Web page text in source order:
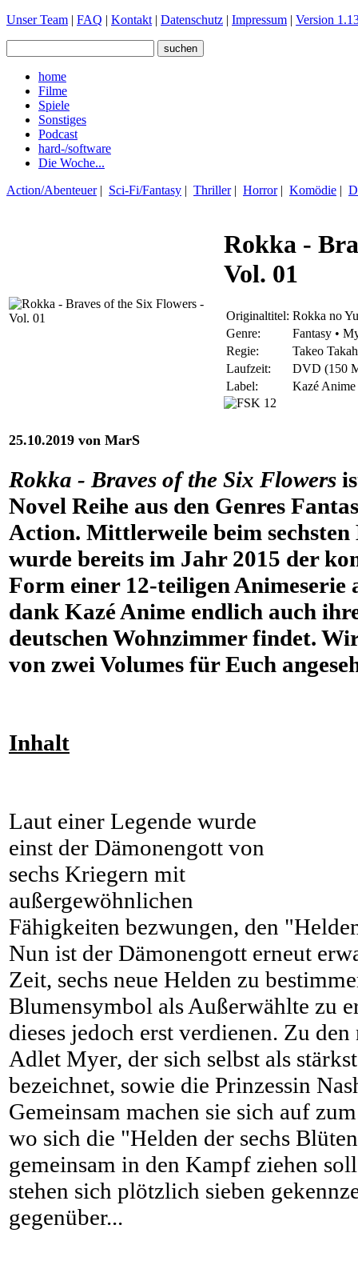
Unser Team | FAQ | Kontakt | Datenschutz | Impressum | Version
home
Filme
Spiele
Sonstiges
Podcast
hard-/software
Die Woche...
Action/Abenteuer| Sci-Fi/Fantasy | Thriller| Horror| Komödie |
Rokka -
Vol. 01
Originaltitel: Rokka no
Genre:
Fantasy •
Regie:
Takeo
Laufzeit:
DVD (150
Label:
Kazé
25.10.2019 von MarS
Rokka - Braves of the Six Flowers
Novel Reihe aus den Genres
Action. Mittlerweile beim sechsten
wurde bereits im Jahr 2015 der
Form einer 12-teiligen Animeserie
dank Kazé Anime endlich auch
deutschen Wohnzimmer findet.
von zwei Volumes für Euch
Inhalt
Laut einer Legende wurde
einst der Dämonengott von
sechs Kriegern mit
außergewöhnlichen
Fähigkeiten bezwungen, den
Nun ist der Dämonengott erneut
Zeit, sechs neue Helden zu
Blumensymbol als Außerwählte zu
dieses jedoch erst verdienen. Zu
Adlet Myer, der sich selbst als
bezeichnet, sowie die Prinzessin
Gemeinsam machen sie sich auf
wo sich die "Helden der sechs
gemeinsam in den Kampf ziehen
stehen sich plötzlich sieben
gegenüber...